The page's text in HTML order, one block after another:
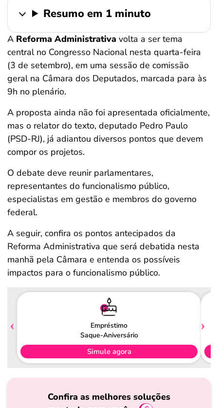
Resumo em 1 minuto
A Reforma Administrativa volta a ser tema
central no Congresso Nacional nesta quarta-feira
(3 de setembro), em uma sessão de comissão
geral na Câmara dos Deputados, marcada para às
9h no plenário.
A proposta ainda não foi apresentada oficialmente,
mas o relator do texto, deputado Pedro Paulo
(PSD-RJ), já adiantou diversos pontos que devem
compor os projetos.
O debate deve reunir parlamentares,
representantes do funcionalismo público,
especialistas em gestão e membros do governo
federal.
A seguir, confira os pontos antecipados da
Reforma Administrativa que será debatida nesta
manhã pela Câmara e entenda os possíveis
impactos para o funcionalismo público.
Empréstimo
Saque-Aniversário
Simule agora
Confira as melhores soluções